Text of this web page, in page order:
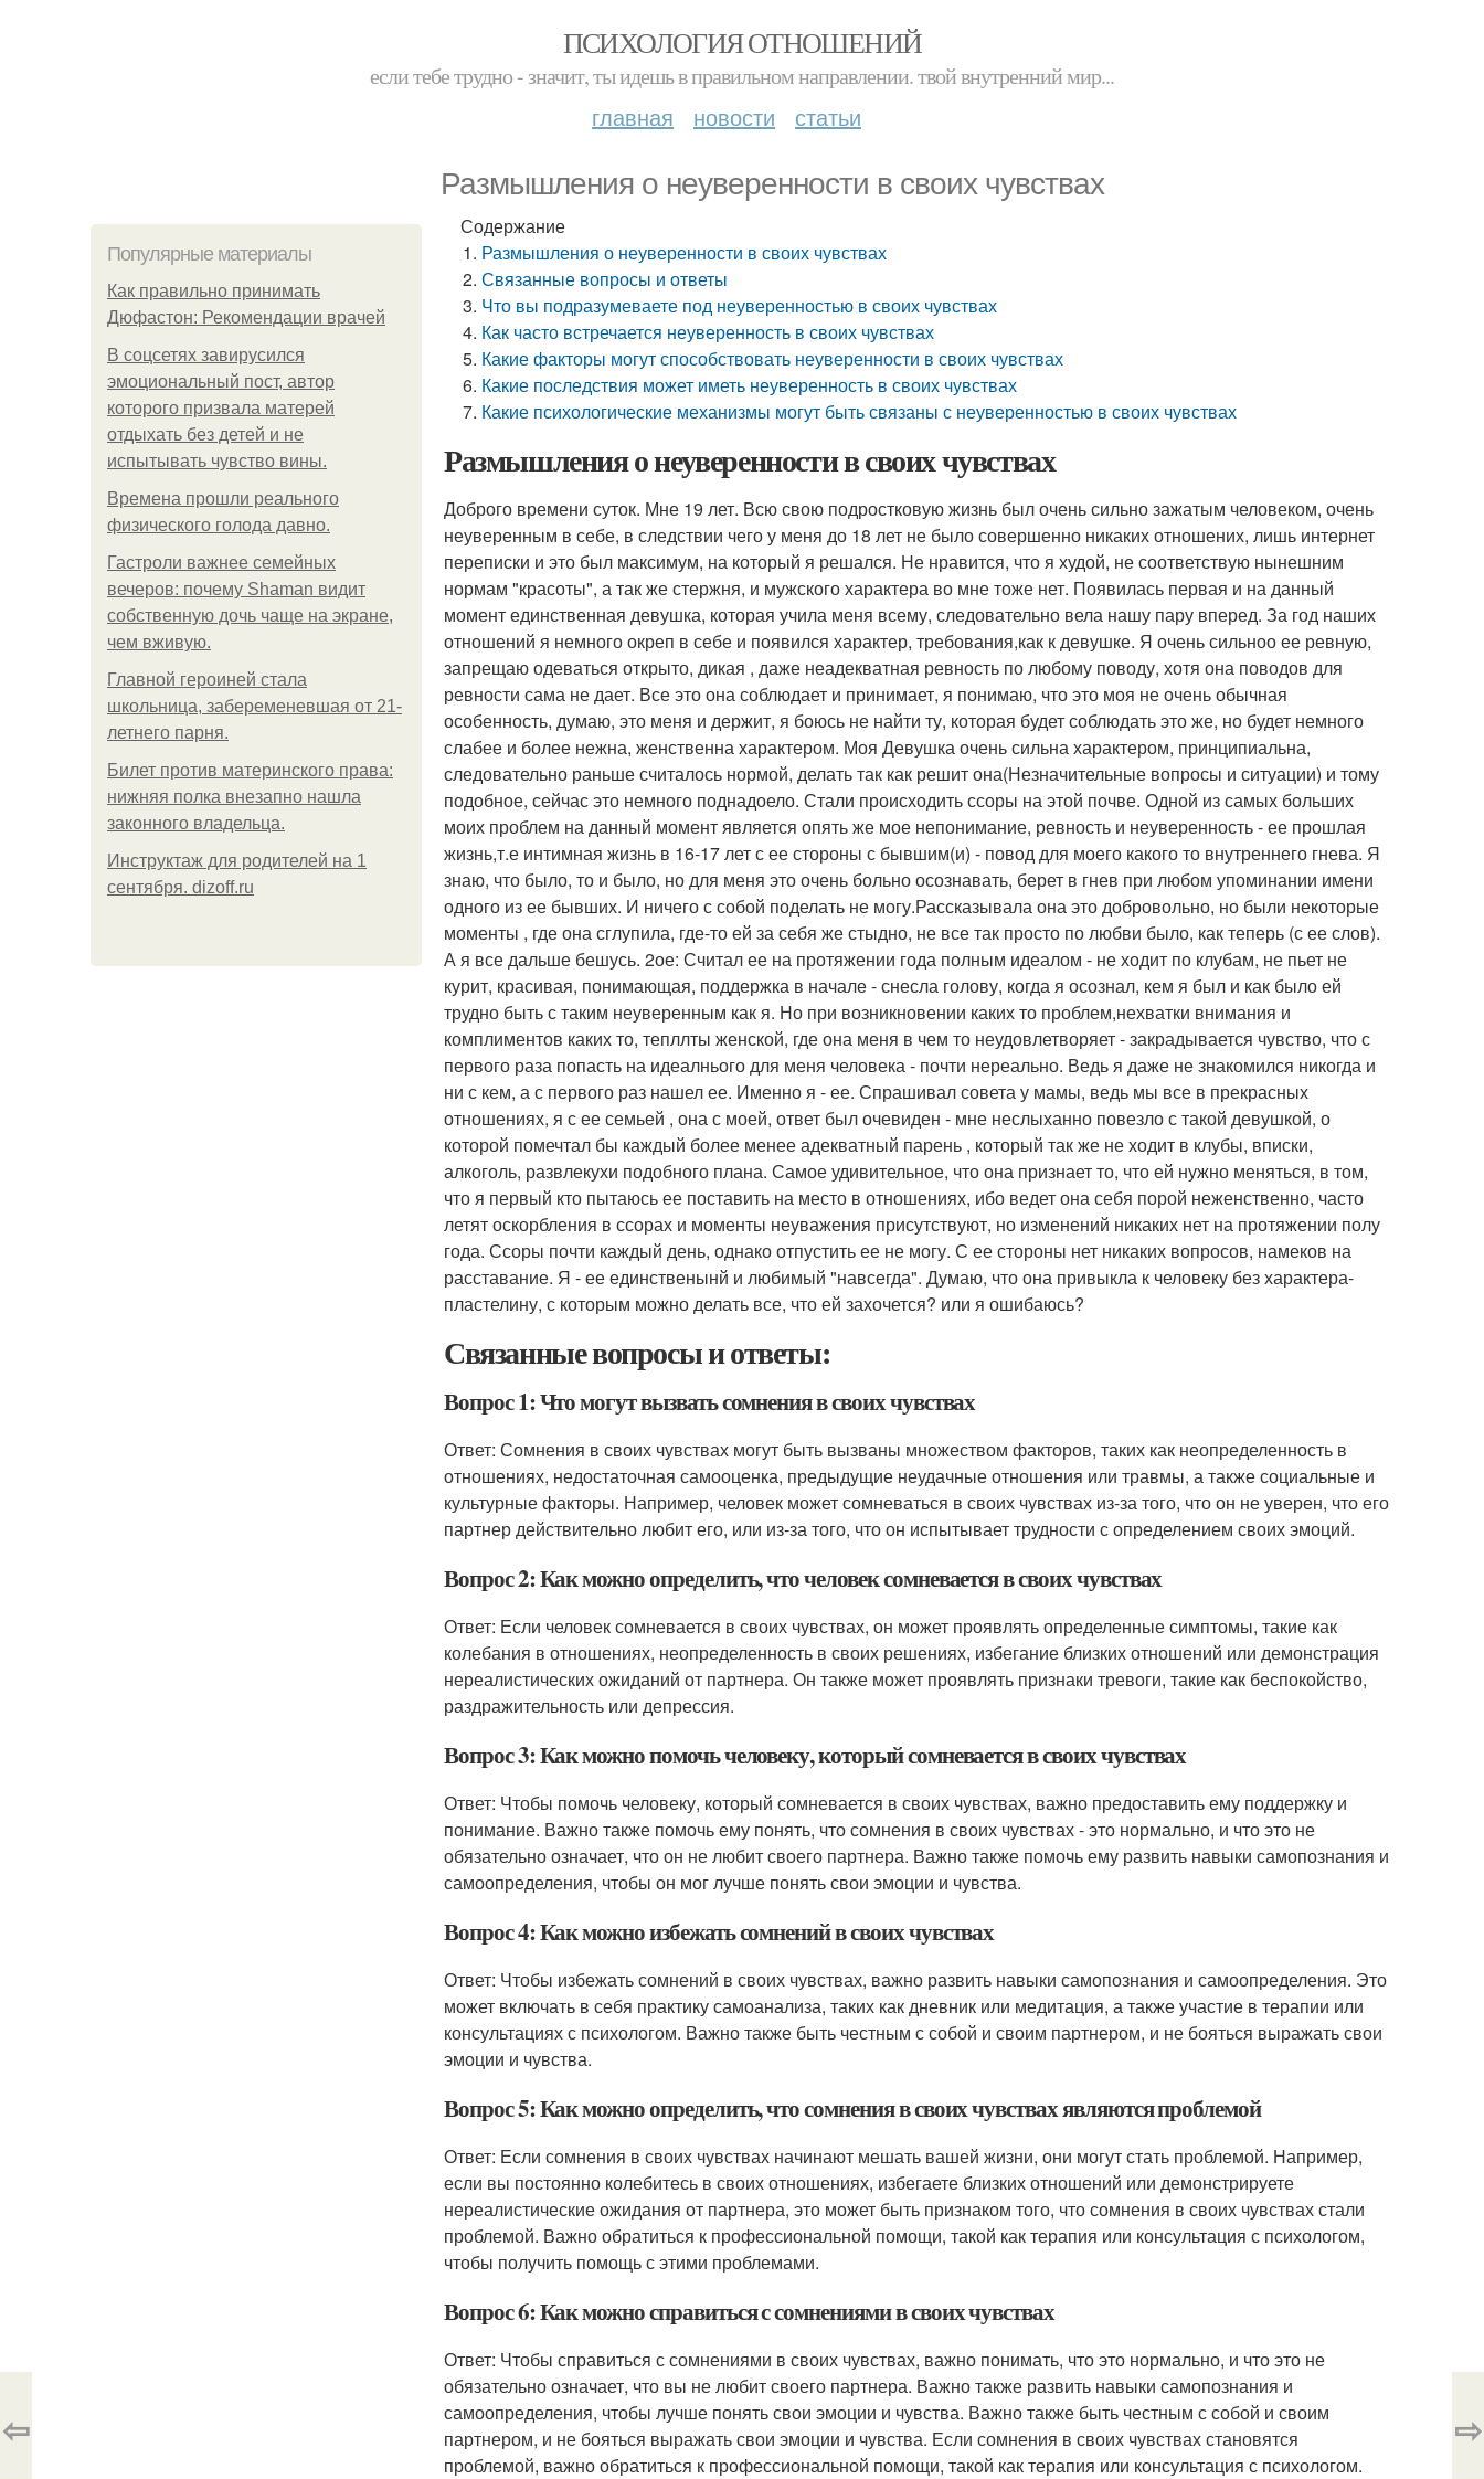
ПСИХОЛОГИЯ ОТНОШЕНИЙ
если тебе трудно - значит, ты идешь в правильном направлении. твой внутренний мир...
главная новости статьи
Размышления о неуверенности в своих чувствах
Популярные материалы
Как правильно принимать
Дюфастон: Рекомендации врачей
В соцсетях завирусился
эмоциональный пост, автор
которого призвала матерей
отдыхать без детей и не
испытывать чувство вины.
Bpeмена прошли реального
физического голода давно.
Гастроли важнее семейных
вечеров: почему Shaman видит
собственную дочь чаще на экране,
чем вживую.
Главной героиней стала
школьница, забеременевшая от 21-
летнего парня.
Билет против материнского права:
нижняя полка внезапно нашла
законного владельца.
Инструктаж для родителей на 1
сентября. dizoff.ru
Содержание
Размышления о неуверенности в своих чувствах
Связанные вопросы и ответы
Что вы подразумеваете под неуверенностью в своих чувствах
Как часто встречается неуверенность в своих чувствах
Какие факторы могут способствовать неуверенности в своих чувствах
Какие последствия может иметь неуверенность в своих чувствах
Какие психологические механизмы могут быть связаны с неуверенностью в своих чувствах
Размышления о неуверенности в своих чувствах
Доброго времени суток. Мне 19 лет. Всю свою подростковую жизнь был очень сильно зажатым человеком, очень
неуверенным в себе, в следствии чего у меня до 18 лет не было совершенно никаких отношених, лишь интернет
переписки и это был максимум, на который я решался. Не нравится, что я худой, не соответствую нынешним
нормам "красоты", а так же стержня, и мужского характера во мне тоже нет. Появилась первая и на данный
момент единственная девушка, которая учила меня всему, следовательно вела нашу пару вперед. За год наших
отношений я немного окреп в себе и появился характер, требования,как к девушке. Я очень сильноо ее ревную,
запрещаю одеваться открыто, дикая , даже неадекватная ревность по любому поводу, хотя она поводов для
ревности сама не дает. Все это она соблюдает и принимает, я понимаю, что это моя не очень обычная
особенность, думаю, это меня и держит, я боюсь не найти ту, которая будет соблюдать это же, но будет немного
слабее и более нежна, женственна характером. Моя Девушка очень сильна характером, принципиальна,
следовательно раньше считалось нормой, делать так как решит она(Незначительные вопросы и ситуации) и тому
подобное, сейчас это немного поднадоело. Стали происходить ссоры на этой почве. Одной из самых больших
моих проблем на данный момент является опять же мое непонимание, ревность и неуверенность - ее прошлая
жизнь,т.е интимная жизнь в 16-17 лет с ее стороны с бывшим(и) - повод для моего какого то внутреннего гнева. Я
знаю, что было, то и было, но для меня это очень больно осознавать, берет в гнев при любом упоминании имени
одного из ее бывших. И ничего с собой поделать не могу.Рассказывала она это добровольно, но были некоторые
моменты , где она сглупила, где-то ей за себя же стыдно, не все так просто по любви было, как теперь (с ее слов).
А я все дальше бешусь. 2ое: Считал ее на протяжении года полным идеалом - не ходит по клубам, не пьет не
курит, красивая, понимающая, поддержка в начале - снесла голову, когда я осознал, кем я был и как было ей
трудно быть с таким неуверенным как я. Но при возникновении каких то проблем,нехватки внимания и
комплиментов каких то, тепллты женской, где она меня в чем то неудовлетворяет - закрадывается чувство, что с
первого раза попасть на идеалнього для меня человека - почти нереально. Ведь я даже не знакомился никогда и
ни с кем, а с первого раз нашел ее. Именно я - ее. Спрашивал совета у мамы, ведь мы все в прекрасных
отношениях, я с ее семьей , она с моей, ответ был очевиден - мне неслыханно повезло с такой девушкой, о
которой помечтал бы каждый более менее адекватный парень , который так же не ходит в клубы, вписки,
алкоголь, развлекухи подобного плана. Самое удивительное, что она признает то, что ей нужно меняться, в том,
что я первый кто пытаюсь ее поставить на место в отношениях, ибо ведет она себя порой неженственно, часто
летят оскорбления в ссорах и моменты неуважения присутствуют, но изменений никаких нет на протяжении полу
года. Ссоры почти каждый день, однако отпустить ее не могу. С ее стороны нет никаких вопросов, намеков на
расставание. Я - ее единственынй и любимый "навсегда". Думаю, что она привыкла к человеку без характера-
пластелину, с которым можно делать все, что ей захочется? или я ошибаюсь?
Связанные вопросы и ответы:
Вопрос 1: Что могут вызвать сомнения в своих чувствах
Ответ: Сомнения в своих чувствах могут быть вызваны множеством факторов, таких как неопределенность в
отношениях, недостаточная самооценка, предыдущие неудачные отношения или травмы, а также социальные и
культурные факторы. Например, человек может сомневаться в своих чувствах из-за того, что он не уверен, что его
партнер действительно любит его, или из-за того, что он испытывает трудности с определением своих эмоций.
Вопрос 2: Как можно определить, что человек сомневается в своих чувствах
Ответ: Если человек сомневается в своих чувствах, он может проявлять определенные симптомы, такие как
колебания в отношениях, неопределенность в своих решениях, избегание близких отношений или демонстрация
нереалистических ожиданий от партнера. Он также может проявлять признаки тревоги, такие как беспокойство,
раздражительность или депрессия.
Вопрос 3: Как можно помочь человеку, который сомневается в своих чувствах
Ответ: Чтобы помочь человеку, который сомневается в своих чувствах, важно предоставить ему поддержку и
понимание. Важно также помочь ему понять, что сомнения в своих чувствах - это нормально, и что это не
обязательно означает, что он не любит своего партнера. Важно также помочь ему развить навыки самопознания и
самоопределения, чтобы он мог лучше понять свои эмоции и чувства.
Вопрос 4: Как можно избежать сомнений в своих чувствах
Ответ: Чтобы избежать сомнений в своих чувствах, важно развить навыки самопознания и самоопределения. Это
может включать в себя практику самоанализа, таких как дневник или медитация, а также участие в терапии или
консультациях с психологом. Важно также быть честным с собой и своим партнером, и не бояться выражать свои
эмоции и чувства.
Вопрос 5: Как можно определить, что сомнения в своих чувствах являются проблемой
Ответ: Если сомнения в своих чувствах начинают мешать вашей жизни, они могут стать проблемой. Например,
если вы постоянно колебитесь в своих отношениях, избегаете близких отношений или демонстрируете
нереалистические ожидания от партнера, это может быть признаком того, что сомнения в своих чувствах стали
проблемой. Важно обратиться к профессиональной помощи, такой как терапия или консультация с психологом,
чтобы получить помощь с этими проблемами.
Вопрос 6: Как можно справиться с сомнениями в своих чувствах
Ответ: Чтобы справиться с сомнениями в своих чувствах, важно понимать, что это нормально, и что это не
обязательно означает, что вы не любит своего партнера. Важно также развить навыки самопознания и
самоопределения, чтобы лучше понять свои эмоции и чувства. Важно также быть честным с собой и своим
партнером, и не бояться выражать свои эмоции и чувства. Если сомнения в своих чувствах становятся
проблемой, важно обратиться к профессиональной помощи, такой как терапия или консультация с психологом.
⇦ ⇨